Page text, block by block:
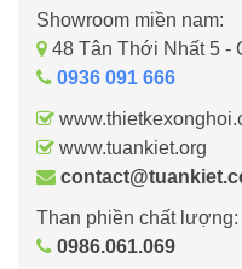
Showroom miền nam:
48 Tân Thới Nhất 5 -
0936 091 666
www.tuankiet.org
Than phiền chất lượng:
0986.061.069